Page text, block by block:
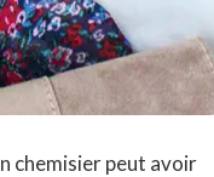
chemisier peut avoir